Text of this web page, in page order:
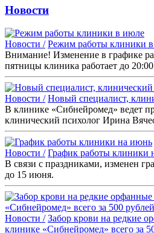
Новости
Новости / Режим работы клиники
Внимание! Изменение в графике
пятницы клиника работает до
Новости / Новый специалист,
В клинике «Сибнейромед» ведет
клинический психолог Ирина
Новости / График работы клиники
В связи с праздниками, изменен
до 15 июня.
Новости / Забор крови на редкие
клинике «Сибнейромед» всего за